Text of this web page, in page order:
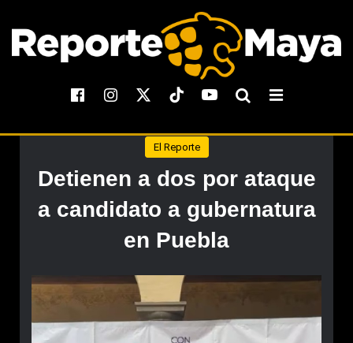
El Reporte
Detienen a dos por ataque
a candidato a gubernatura
en Puebla